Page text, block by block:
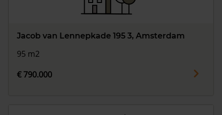
Jacob van Lennepkade 195 3, Amsterdam
95 m2
€ 790.000